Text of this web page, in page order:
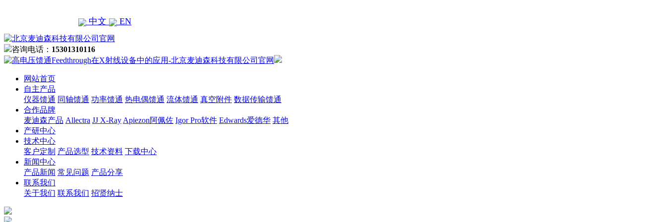
中文 EN
咨询电话： 15301310116
网站首页
自主产品
仪器馈通 同轴馈通 功率馈通 热电偶馈通 流体馈通 真空附件 数据传输馈通
合作品牌
麦迪森产品 Allectra JJ X-Ray Apiezon阿佩佐 Igor Pro软件 Edwards爱德华 其他
产研中心
技术中心
客户定制 产品选型 技术资料 下载中心
新闻中心
产品新闻 常见问题 产品分享
联系我们
关于我们 联系我们 招贤纳士